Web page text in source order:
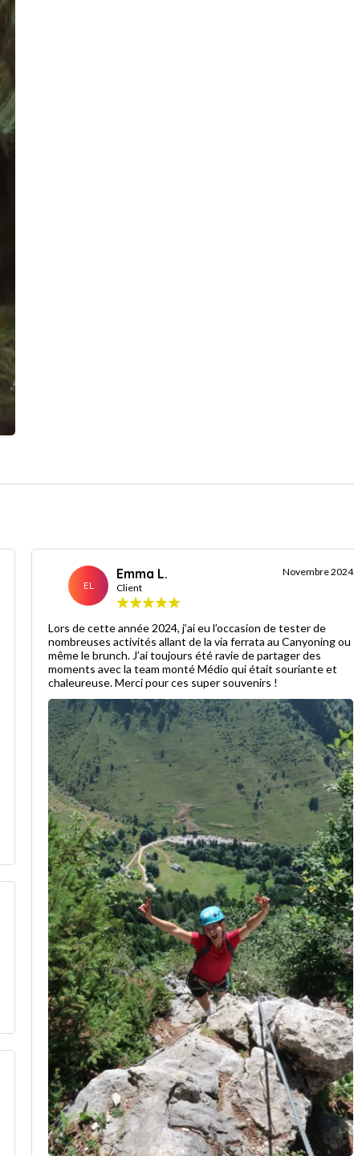
EL
Emma L.
Client
Novembre 2024
Lors de cette année 2024, j’ai eu l’occasion de tester de
nombreuses activités allant de la via ferrata au Canyoning ou
même le brunch. J’ai toujours été ravie de partager des
moments avec la team monté Médio qui était souriante et
chaleureuse. Merci pour ces super souvenirs !